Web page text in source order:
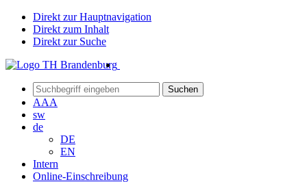
Direkt zur Hauptnavigation
Direkt zum Inhalt
Direkt zur Suche
Suchen
AAA
sw
de
DE
EN
Intern
Online-Einschreibung